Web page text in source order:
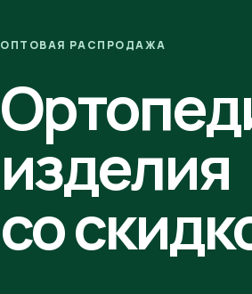
ОПТОВАЯ РАСПРОДАЖА
изделия
со